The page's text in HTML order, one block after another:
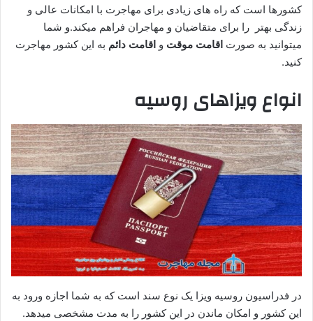
کشورها است که راه های زیادی برای مهاجرت با امکانات عالی و
زندگی بهتر را برای متقاضیان و مهاجران فراهم میکند.و شما
میتوانید به صورت اقامت موقت و اقامت دائم به این کشور مهاجرت
کنید.
انواع ویزاهای روسیه
در فدراسیون روسیه ویزا یک نوع سند است که به شما اجازه ورود به
این کشور و امکان ماندن در این کشور را به مدت مشخصی میدهد.